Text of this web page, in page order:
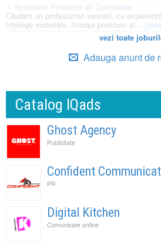
Specialist Productie @ Godmother
Căutăm un profesionist versatil, cu
înțelege materiale, finisaje premium și...
vezi toate
Adauga anunt de
Catalog IQads
Ghost Agency
Publicitate
Confident
PR
Digital Kitchen
Comunicare online